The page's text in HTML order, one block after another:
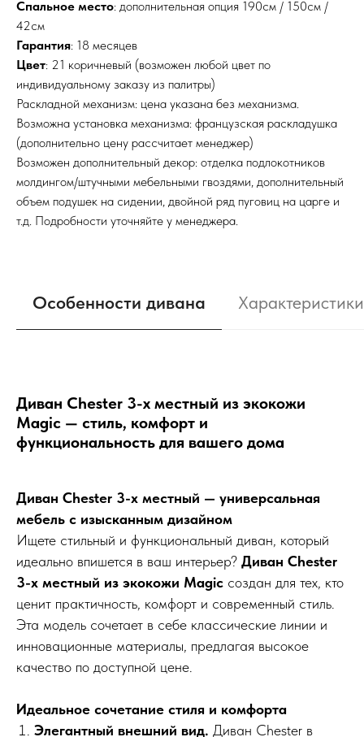
Спальное место: дополнительная опция 190см / 150см /
42см
Гарантия: 18 месяцев
Цвет: 21 коричневый (возможен любой цвет по
индивидуальному заказу из палитры)
Раскладной механизм: цена указана без механизма.
Возможна установка механизма: французская раскладушка
(дополнительно цену рассчитает менеджер)
Возможен дополнительный декор: отделка подлокотников
молдингом/штучными мебельными гвоздями, дополнительный
объем подушек на сидении, двойной ряд пуговиц на царге и
т.д. Подробности уточняйте у менеджера.
Особенности дивана Характеристики
Диван Chester 3-х местный из экокожи
Magic — стиль, комфорт и
функциональность для вашего дома
Диван Chester 3-х местный — универсальная
мебель с изысканным дизайном
Ищете стильный и функциональный диван, который
идеально впишется в ваш интерьер? Диван Chester
3-х местный из экокожи Magic создан для тех, кто
ценит практичность, комфорт и современный стиль.
Эта модель сочетает в себе классические линии и
инновационные материалы, предлагая высокое
качество по доступной цене.
Идеальное сочетание стиля и комфорта
Элегантный внешний вид. Диван Chester в